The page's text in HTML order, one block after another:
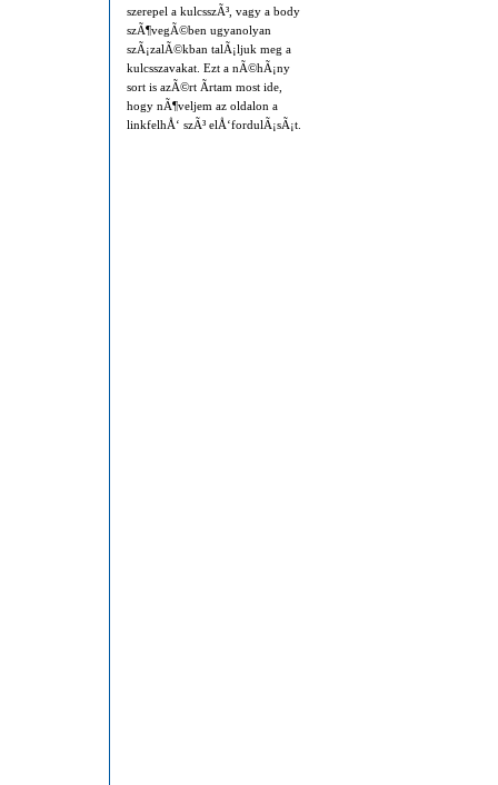
szerepel a kulcsszÃ³, vagy a body
szÃ¶vegÃ©ben ugyanolyan
szÃ¡zalÃ©kban talÃ¡ljuk meg a
kulcsszavakat. Ezt a nÃ©hÃ¡ny
sort is azÃ©rt Ã­rtam most ide,
hogy nÃ¶veljem az oldalon a
linkfelhÅ‘ szÃ³ elÅ‘fordulÃ¡sÃ¡t.